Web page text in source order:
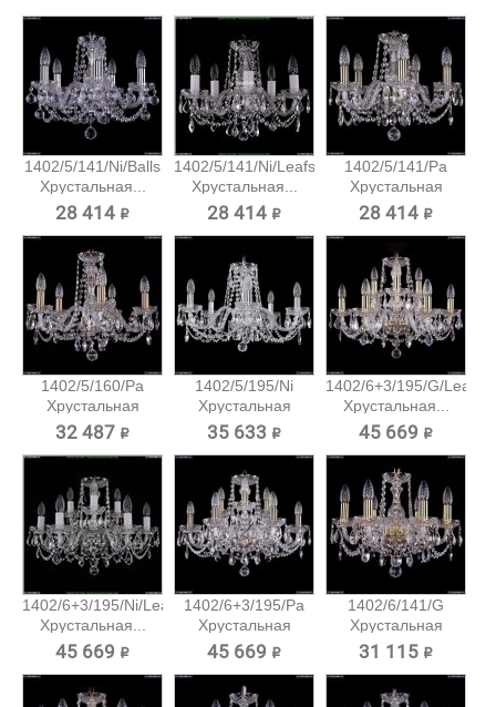
1402/5/141/Ni/Balls
Хрустальная...
28 414 ₽
1402/5/141/Ni/Leafs
Хрустальная...
28 414 ₽
1402/5/141/Pa
Хрустальная
подвесная...
28 414 ₽
1402/5/160/Pa
Хрустальная
подвесная...
32 487 ₽
1402/5/195/Ni
Хрустальная
подвесная...
35 633 ₽
1402/6+3/195/G/Leafs
Хрустальная...
45 669 ₽
1402/6+3/195/Ni/Leafs
Хрустальная...
45 669 ₽
1402/6+3/195/Pa
Хрустальная
подвесная...
45 669 ₽
1402/6/141/G
Хрустальная
подвесная...
31 115 ₽